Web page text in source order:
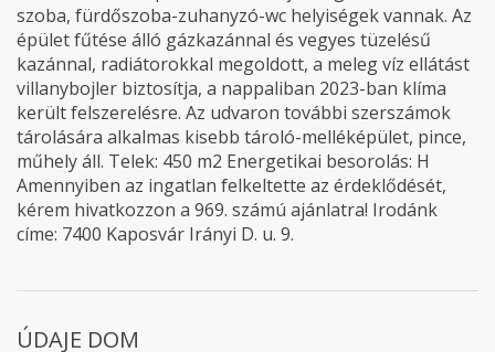
szoba, fürdőszoba-zuhanyzó-wc helyiségek vannak. Az
épület fűtése álló gázkazánnal és vegyes tüzelésű
kazánnal, radiátorokkal megoldott, a meleg víz ellátást
villanybojler biztosítja, a nappaliban 2023-ban klíma
került felszerelésre. Az udvaron további szerszámok
tárolására alkalmas kisebb tároló-melléképület, pince,
műhely áll. Telek: 450 m2 Energetikai besorolás: H
Amennyiben az ingatlan felkeltette az érdeklődését,
kérem hivatkozzon a 969. számú ajánlatra! Irodánk
címe: 7400 Kaposvár Irányi D. u. 9.
ÚDAJE DOM